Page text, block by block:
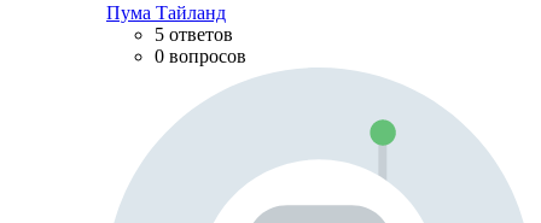
Пума Тайланд
5 ответов
0 вопросов